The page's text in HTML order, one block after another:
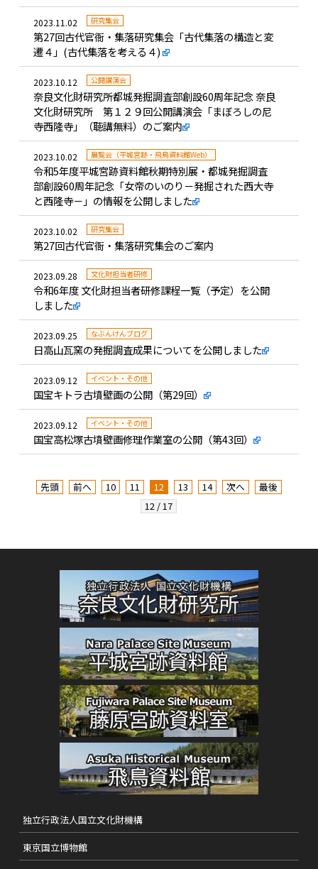
2023.11.02 研究集会
第27回古代官衙・集落研究集会「古代集落の構造と変
遷４」(古代集落を考える４)
2023.10.12 公開講演会
奈良文化財研究所都城発掘調査部創設60周年記念 奈良
文化財研究所 第１２９回公開講演会「まぼろしの尼
寺西隆寺」（聴講無料）のご案内
2023.10.02 展覧会（平城宮跡・飛鳥資料館Web）
令和5年度平城宮跡資料館秋期特別展・都城発掘調査
部創設60周年記念「女帝のいのり－発掘された西大寺
と西隆寺－」の情報を公開しました
2023.10.02 研究集会
第27回古代官衙・集落研究集会のご案内
2023.09.28 文化財担当者研修
令和6年度 文化財担当者研修課程一覧（予定）を公開
しました
2023.09.25 なぶんけんブログ
日高山瓦窯の発掘調査成果についてを公開しました
2023.09.12 イベント・その他
国宝キトラ古墳壁画の公開（第29回）
2023.09.12 イベント・その他
国宝高松塚古墳壁画修理作業室の公開（第43回）
先頭 前へ 10 11 12 13 14 次へ
最後
12 / 17
独立行政法人国立文化財機構
東京国立博物館